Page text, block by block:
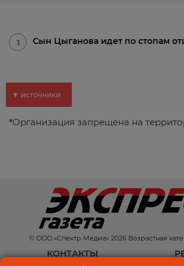
1 Сын Цыганова идет по стопам
▼ источники
*Организация запрещена на
© ООО «Спектр Медиа» 2026 Возрастная
КОНТАКТЫ